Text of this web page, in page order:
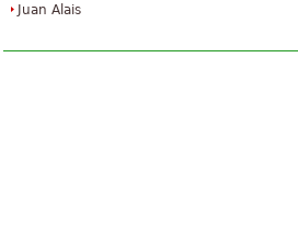
Juan Alais